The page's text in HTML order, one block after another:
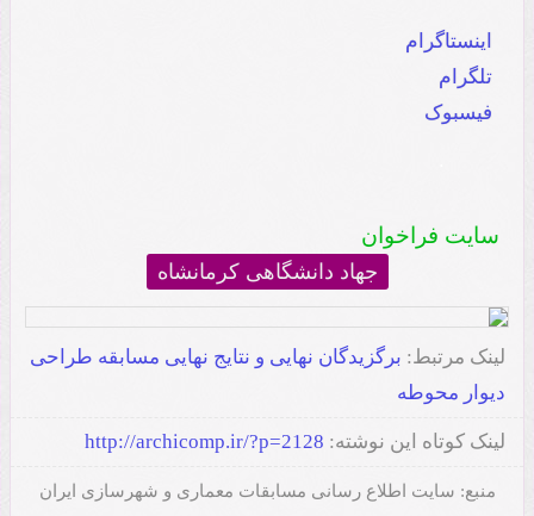
اینستاگرام
تلگرام
فیسبوک
سایت فراخوان
جهاد دانشگاهی کرمانشاه
لینک مرتبط: برگزیدگان نهایی و نتایج نهایی مسابقه طراحی
دیوار محوطه
لینک کوتاه این نوشته: http://archicomp.ir/?p=2128
منبع: سایت اطلاع رسانی مسابقات معماری و شهرسازی ایران